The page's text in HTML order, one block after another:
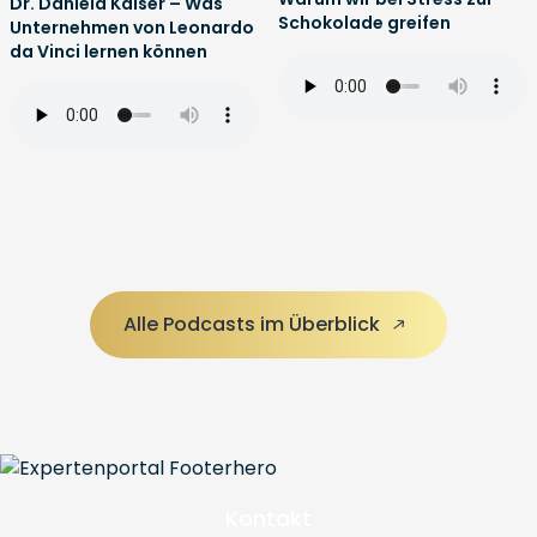
Unternehmen von Leonardo
da Vinci lernen können
Schokolade greifen
Alle Podcasts im Überblick